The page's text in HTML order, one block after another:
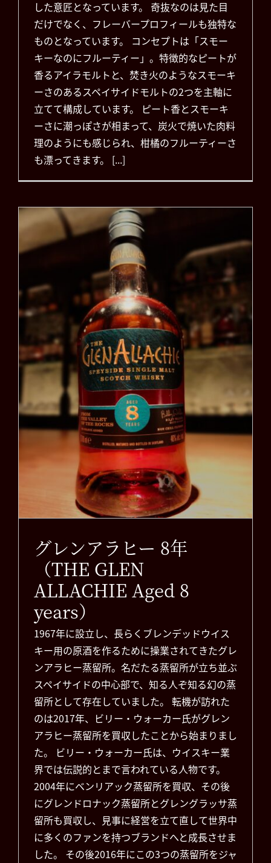
した意匠となっています。 奇抜なのは見た目
だけでなく、フレーバープロフィールも独特な
ものとなっています。 コンセプトは「スモー
キーなのにフルーティー」。特徴的なピートが
香るアイラモルトと、焚き火のようなスモーキ
ーさのあるスペイサイドモルトの2つを主軸に
立てて構成しています。 ピート香とスモーキ
ーさに潮っぽさが相まって、炭火で焼いた肉料
理のようにも感じられ、柑橘のフルーティーさ
も漂ってきます。 [...]
グレンアラヒー 8年
（THE GLEN
ALLACHIE Aged 8
years）
お知らせ
グレンアラヒー 8年
（THE GLEN
ALLACHIE Aged 8
years）
1967年に設立し、長らくブレンデッドウイス
キー用の原酒を作るために操業されてきたグレ
ンアラヒー蒸留所。名だたる蒸留所が立ち並ぶ
スペイサイドの中心部で、知る人ぞ知る幻の蒸
留所として存在していました。 転機が訪れた
のは2017年、ビリー・ウォーカー氏がグレン
アラヒー蒸留所を買収したことから始まりまし
た。 ビリー・ウォーカー氏は、ウイスキー業
界では伝説的とまで言われている人物です。
2004年にベンリアック蒸留所を買収、その後
にグレンドロナック蒸留所とグレングラッサ蒸
留所も買収し、見事に経営を立て直して世界中
に多くのファンを持つブランドへと成長させま
した。 その後2016年にこの3つの蒸留所をジャ